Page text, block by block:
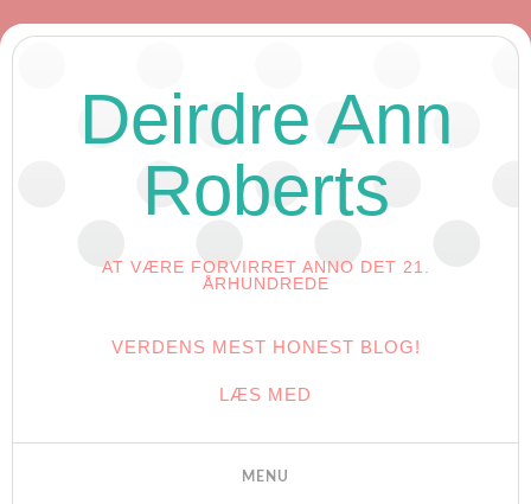
Deirdre Ann
Roberts
AT VÆRE FORVIRRET ANNO DET 21.
ÅRHUNDREDE
VERDENS MEST HONEST BLOG!
LÆS MED